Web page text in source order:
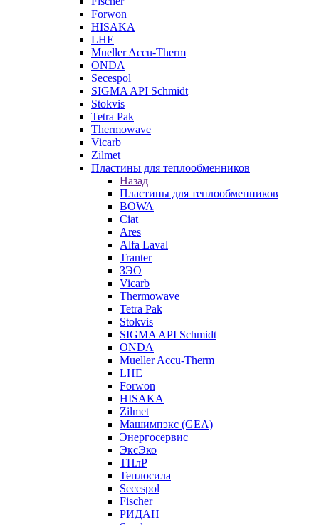
Forwon
HISAKA
LHE
Mueller Accu-Therm
ONDA
Secespol
SIGMA API Schmidt
Stokvis
Tetra Pak
Thermowave
Vicarb
Zilmet
Пластины для теплообменников
Назад
Пластины для теплообменников
BOWA
Ciat
Ares
Alfa Laval
Tranter
ЗЭО
Vicarb
Thermowave
Tetra Pak
Stokvis
SIGMA API Schmidt
ONDA
Mueller Accu-Therm
LHE
Forwon
HISAKA
Zilmet
Машимпэкс (GEA)
Энергосервис
ЭксЭко
ТПлР
Теплосила
Secespol
Fischer
РИДАН